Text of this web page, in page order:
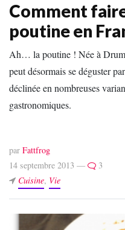
Comment
poutine en
Ah… la poutine ! Née à
peut désormais se déguster
déclinée en nombreuses
gastronomiques.
par Fattfrog
14 septembre 2013 —
3
Cuisine, Vie